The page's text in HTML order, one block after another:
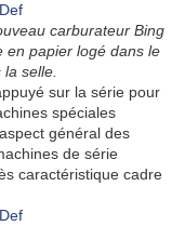
carburateur Bing
en papier logé dans le
selle.
sur la série pour
spéciales
général des
de série
caractéristique cadre